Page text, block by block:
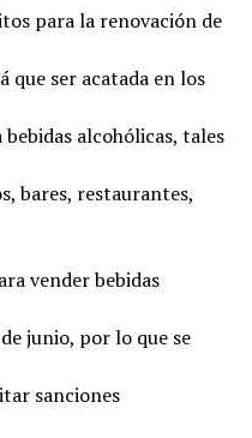
para la renovación de
ser acatada en los
alcohólicas, tales
bares, restaurantes,
vender bebidas
junio, por lo que se
sanciones